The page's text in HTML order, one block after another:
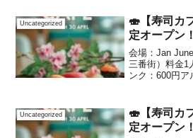
Uncategorized
🍣【寿司カ
定オープン！
会場：Jan
三番街）料金1
ンク：600円ア
開催します。
Uncategorized
🍣【寿司カ
定オープン！